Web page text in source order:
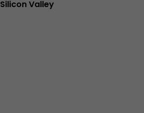
Silicon Valley